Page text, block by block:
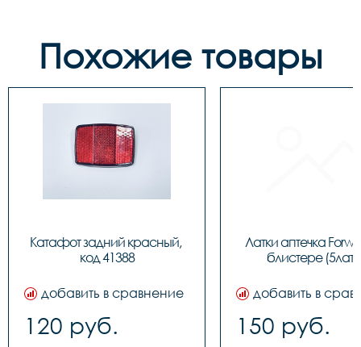
Похожие товары
Катафот задний красный,
код 41388
добавить в сравнение
120 руб.
Латки аптечка
блистере
добавить в
150 руб.